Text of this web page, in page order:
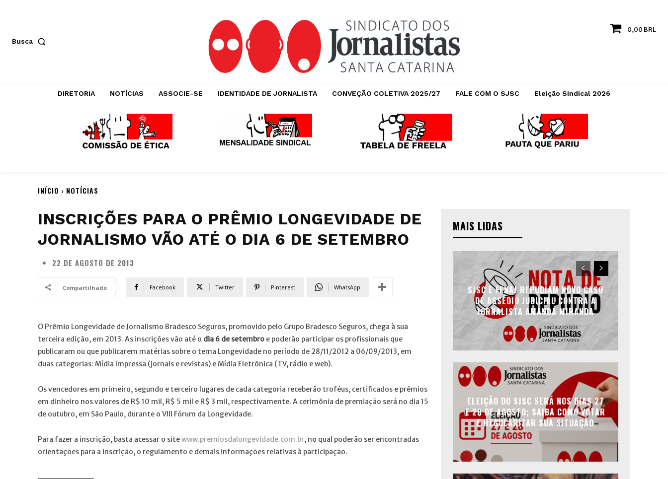
Busca
0,00 BRL
DIRETORIA NOTÍCIAS ASSOCIE-SE IDENTIDADE DE JORNALISTA CONVEÇÃO COLETIVA 2025/27 FALE COM O SJSC Eleição Sindical 2026
INÍCIO NOTÍCIAS
INSCRIÇÕES PARA O PRÊMIO LONGEVIDADE DE
JORNALISMO VÃO ATÉ O DIA 6 DE SETEMBRO
22 DE AGOSTO DE 2013
Compartilhado Facebook Twitter Pinterest WhatsApp
O Prêmio Longevidade de Jornalismo Bradesco Seguros, promovido pelo Grupo Bradesco Seguros, chega à sua
terceira edição, em 2013. As inscrições vão até o dia 6 de setembro e poderão participar os profissionais que
publicaram ou que publicarem matérias sobre o tema Longevidade no período de 28/11/2012 a 06/09/2013, em
duas categorias: Mídia Impressa (jornais e revistas) e Mídia Eletrônica (TV, rádio e web).
Os vencedores em primeiro, segundo e terceiro lugares de cada categoria receberão troféus, certificados e prêmios
em dinheiro nos valores de R$ 10 mil, R$ 5 mil e R$ 3 mil, respectivamente. A cerimônia de premiação será no dia 15
de outubro, em São Paulo, durante o VIII Fórum da Longevidade.
Para fazer a inscrição, basta acessar o sitewww.premiosdalongevidade.com.br, no qual poderão ser encontradas
orientações para a inscrição, o regulamento e demais informações relativas à participação.
MAIS LIDAS
SJSC E FENAJ REPUDIAM NOVO CASO
DE ASSÉDIO JUDICIAL CONTRA A
JORNALISTA AMANDA MIRANDA
ELEIÇÃO DO SJSC SERÁ NOS DIAS 27
E 28 DE AGOSTO; SAIBA COMO VOTAR
E REGULARIZAR SUA SITUAÇÃO